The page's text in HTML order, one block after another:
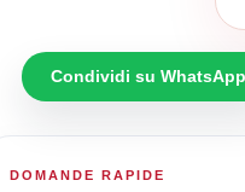
Condividi su WhatsApp
DOMANDE RAPIDE